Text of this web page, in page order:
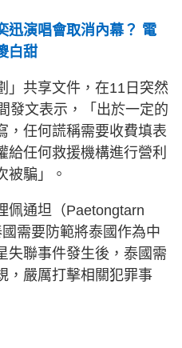
迅演唱會取消內幕？ 電
白甜
」共享文件，在11日突然
發文表示，「出於一定的
，任何謊稱需要收費填表
給任何救援機構進行營利
被騙」。
佩通坦（Paetongtarn
需要防範將泰國作為中
失聯事件發生後，泰國需
，嚴厲打擊相關犯罪事